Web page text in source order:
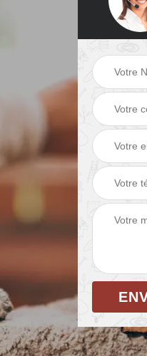
et pose
de gouttière 55
Meuse